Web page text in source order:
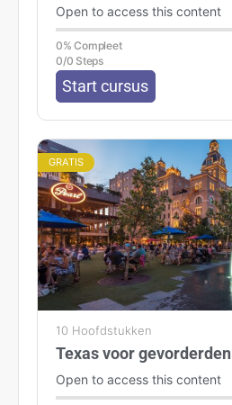
Open to access this content
0% Compleet
0/0 Steps
Start cursus
GRATIS
10 Hoofdstukken
Texas voor gevorderden
Open to access this content